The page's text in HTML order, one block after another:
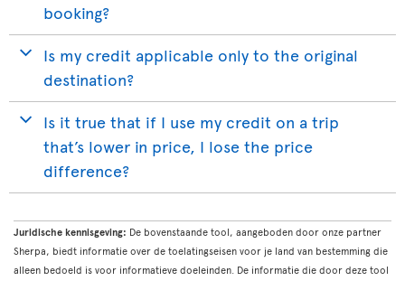
booking?
Is my credit applicable only to the original
destination?
Is it true that if I use my credit on a trip
that’s lower in price, I lose the price
difference?
Juridische kennisgeving: De bovenstaande tool, aangeboden door onze partner
Sherpa, biedt informatie over de toelatingseisen voor je land van bestemming die
alleen bedoeld is voor informatieve doeleinden. De informatie die door deze tool